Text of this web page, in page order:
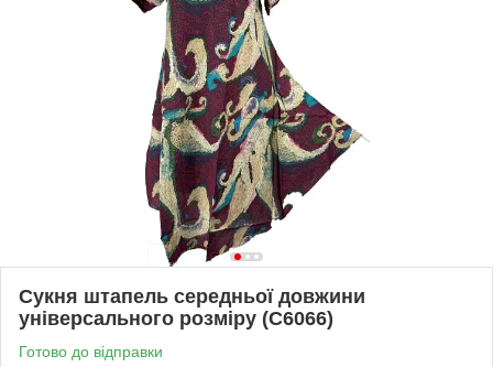
Сукня штапель середньої довжини
універсального розміру (C6066)
Готово до відправки